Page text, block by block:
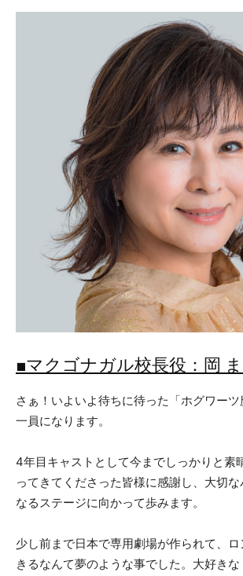
■マクゴナガル校長役：岡
さぁ！いよいよ待ちに待った「ホグワー
一員になります。
4年目キャストとして今までしっかりと素
ってきてくださった皆様に感謝し、大切
なるステージに向かって歩みます。
少し前まで日本で専用劇場が作られて、
きるなんて夢のような事でした。大好き